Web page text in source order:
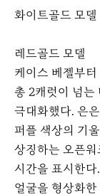
화이트골드 모델
레드골드 모델
케이스 베젤부
총 2캐럿이 넘는
극대화했다. 은
퍼플 색상의 기
상징하는 오픈
시간을 표시한
얼굴을 형상화